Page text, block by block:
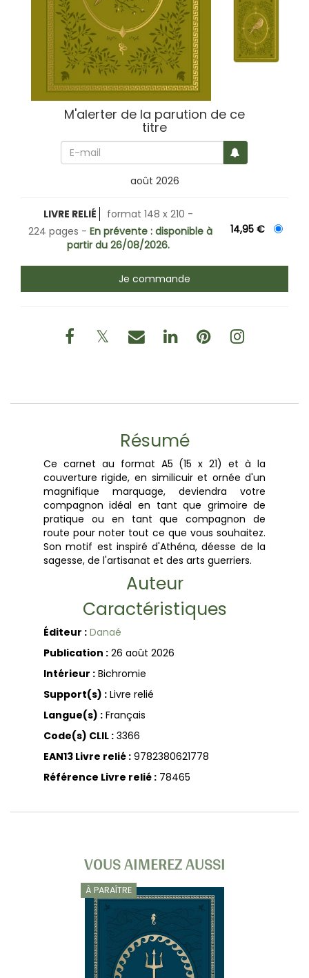
M'alerter de la parution de ce
titre
août 2026
LIVRE RELIÉ
format 148 x 210
224 pages
En prévente : disponible à
partir du 26/08/2026.
14,95 €
Résumé
Ce carnet au format A5 (15 x 21) et à la
couverture rigide, en similicuir et ornée d'un
magnifique marquage, deviendra votre
compagnon idéal en tant que grimoire de
pratique ou en tant que compagnon de
route pour noter tout ce que vous souhaitez.
Son motif est inspiré d'Athéna, déesse de la
sagesse, de l'artisanat et des arts guerriers.
Auteur
Caractéristiques
Éditeur : Danaé
Publication :26 août 2026
Intérieur :Bichromie
Support(s) :Livre relié
Langue(s) :Français
Code(s) CLIL :3366
EAN13 Livre relié :9782380621778
Référence Livre relié :78465
VOUS AIMEREZ AUSSI
À PARAÎTRE